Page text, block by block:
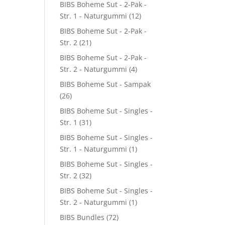
BIBS Boheme Sut - 2-Pak -
Str. 1 - Naturgummi (12)
BIBS Boheme Sut - 2-Pak -
Str. 2 (21)
BIBS Boheme Sut - 2-Pak -
Str. 2 - Naturgummi (4)
BIBS Boheme Sut - Sampak
(26)
BIBS Boheme Sut - Singles -
Str. 1 (31)
BIBS Boheme Sut - Singles -
Str. 1 - Naturgummi (1)
BIBS Boheme Sut - Singles -
Str. 2 (32)
BIBS Boheme Sut - Singles -
Str. 2 - Naturgummi (1)
BIBS Bundles (72)